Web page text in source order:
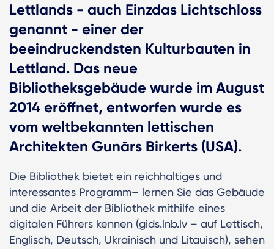
Lettlands - auch Einzdas Lichtschloss
genannt - einer der
beeindruckendsten Kulturbauten in
Lettland. Das neue
Bibliotheksgebäude wurde im August
2014 eröffnet, entworfen wurde es
vom weltbekannten lettischen
Architekten Gunārs Birkerts (USA).
Die Bibliothek bietet ein reichhaltiges und
interessantes Programm– lernen Sie das Gebäude
und die Arbeit der Bibliothek mithilfe eines
digitalen Führers kennen (gids.lnb.lv – auf Lettisch,
Englisch, Deutsch, Ukrainisch und Litauisch), sehen